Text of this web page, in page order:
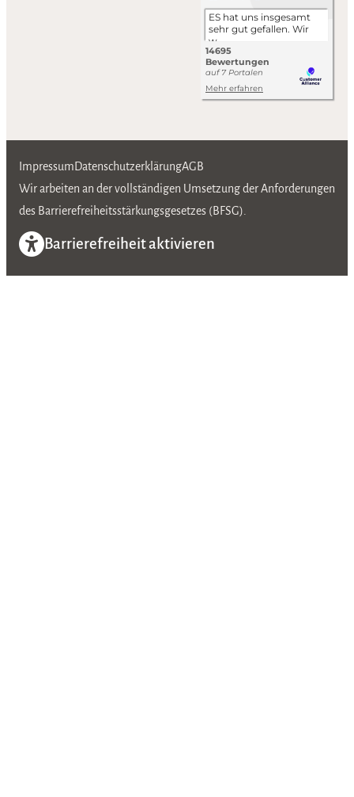
ImpressumDatenschutzerklärungAGB
Wir arbeiten an der vollständigen Umsetzung der Anforderungen
des Barrierefreiheitsstärkungsgesetzes (BFSG).
Barrierefreiheit aktivieren